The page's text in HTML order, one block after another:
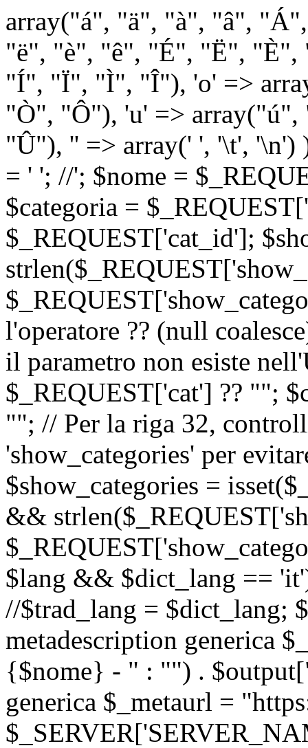
array("á", "ä", "à", "â",
"ë", "è", "ê", "É", "Ë",
"Í", "Ï", "Ì", "Î"), 'o' =>
"Ò", "Ô"), 'u' =>
"Û"), '' => array(' ', '\t',
= ' '; //'; $nome =
$categoria =
$_REQUEST['cat_id'];
l'operatore ?? (null
il parametro non esiste
$_REQUEST['cat'] ?? "";
""; // Per la riga 32,
'show_categories' per
$show_categories =
&&
$lang && $dict_lang ==
//$trad_lang = $dict_lang;
metadescription generica
{$nome} - " : "") .
generica $_metaurl =